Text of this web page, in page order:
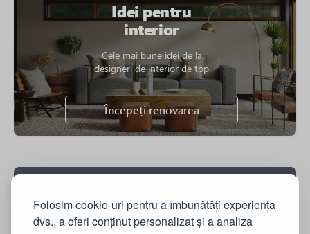
Folosim cookie-uri pentru a îmbunătăți experiența
dvs., a oferi conținut personalizat și a analiza
Idei pentru
interior
Cele mai bune idei de la
designeri de interior de top
Începeți renovarea